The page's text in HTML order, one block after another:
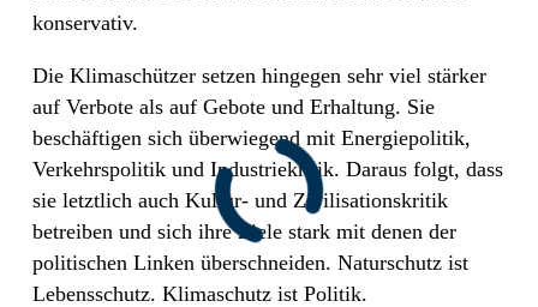
konservativ.
Die Klimaschützer setzen hingegen sehr viel stärker
auf Verbote als auf Gebote und Erhaltung. Sie
beschäftigen sich überwiegend mit Energiepolitik,
Verkehrspolitik und Industriekritik. Daraus folgt, dass
sie letztlich auch Kultur- und Zivilisationskritik
betreiben und sich ihre Ziele stark mit denen der
politischen Linken überschneiden. Naturschutz ist
Lebensschutz. Klimaschutz ist Politik.